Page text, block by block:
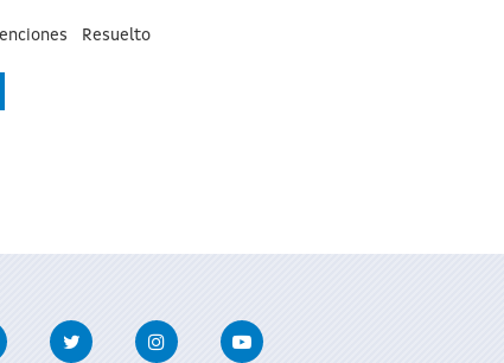
Resuelto
FacebookTwitter InstagramYoutube